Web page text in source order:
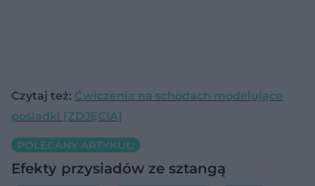
Czytaj też: Ćwiczenia na schodach modelujące
pośladki [ZDJĘCIA]
POLECANY ARTYKUŁ:
Efekty przysiadów ze sztangą